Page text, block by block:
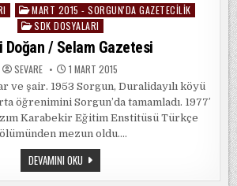
MART 2015 - SORGUN'DA GAZETECILIK
SDK DOSYALARI
Doğan / Selam Gazetesi
SEVARE 1 MART 2015
ve şair. 1953 Sorgun, Duralidayılı köyü
öğrenimini Sorgun’da tamamladı. 1977′
Karabekir Eğitim Enstitüsü Türkçe
mezun oldu….
DEVAMINI OKUDURALI
DOĞAN
/